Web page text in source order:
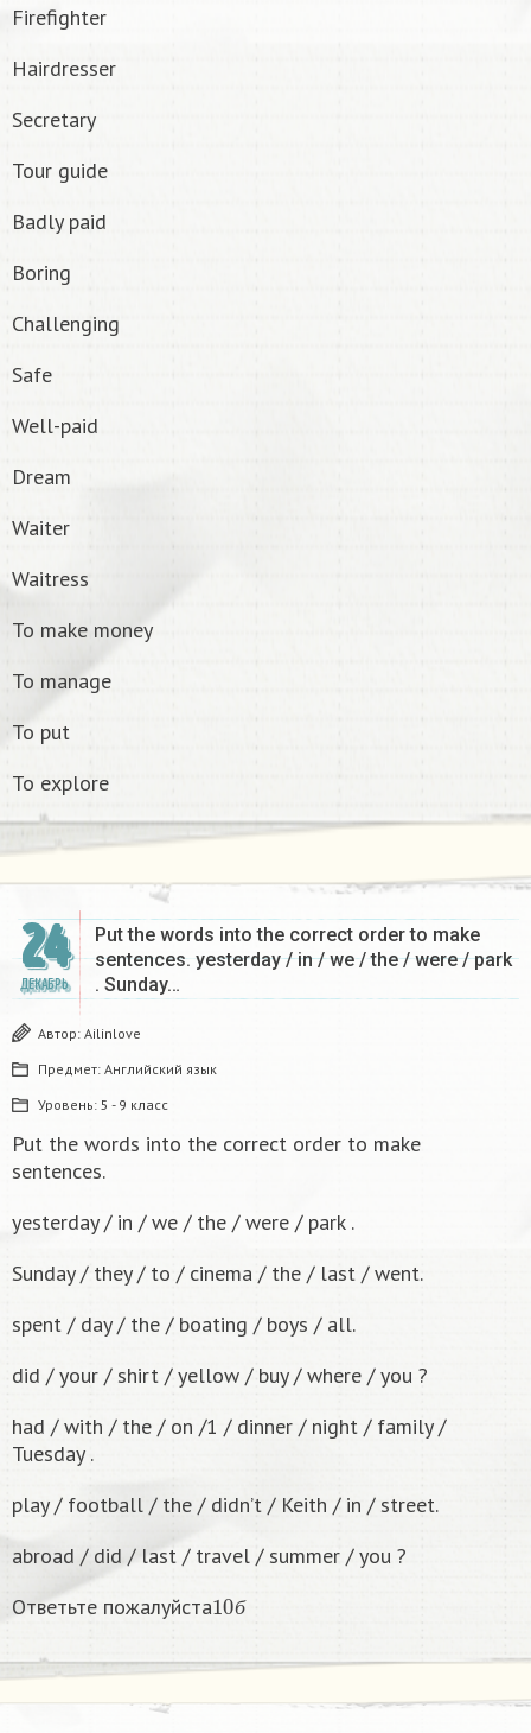
Firefighter
Hairdresser
Secretary
Tour guide
Badly paid
Boring
Challenging
Safe
Well-paid
Dream
Waiter
Waitress
To make money
To manage
To put
To explore
24
ДЕКАБРЬ
Put the words into the correct order to make
sentences. yesterday / in / we / the / were / park
. Sunday…
Автор: Ailinlove
Предмет: Английский язык
Уровень: 5 - 9 класс
Put the words into the correct order to make
sentences.
yesterday / in / we / the / were / park .
Sunday / they / to / cinema / the / last / went.
spent / day / the / boating / boys / all.
did / your / shirt / yellow / buy / where / you ?
had / with / the / on /1 / dinner / night / family /
Tuesday .
play / football / the / didn’t / Keith / in / street.
abroad / did / last / travel / summer / you ?
Ответьте пожалуйста
б
10